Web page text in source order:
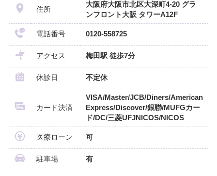
住所
大阪府大阪市北区大深町4-20 グラ
ンフロント大阪 タワーA12F
電話番号 0120-558725
アクセス 梅田駅 徒歩7分
休診日 不定休
カード決済
VISA/Master/JCB/Diners/American
Express/Discover/銀聯/MUFGカー
ド/DC/三菱UFJNICOS/NICOS
医療ローン 可
駐車場 有